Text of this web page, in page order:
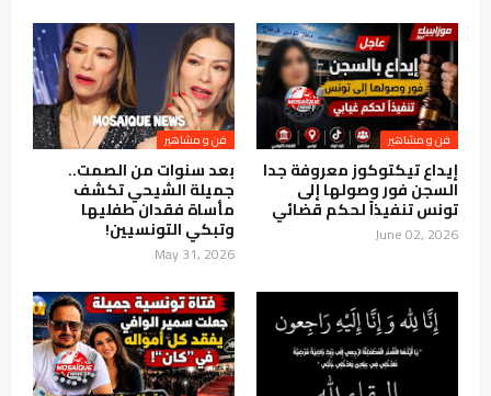
فن و مشاهير
إيداع تيكتوكوز معروفة جدا
السجن فور وصولها إلى
تونس تنفيذاً لحكم قضائي
June 02, 2026
فن و مشاهير
بعد سنوات من الصمت..
جميلة الشيحي تكشف
مأساة فقدان طفليها
وتبكي التونسيين!
May 31, 2026